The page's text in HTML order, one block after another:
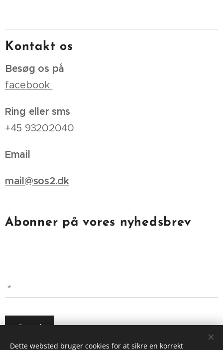
Kontakt os
Besøg os på
facebook
Ring eller sms
+45 93202040
Email
mail@sos2.dk
Abonner på vores nyhedsbrev
Send
Dette websted bruger cookies for at sikre en korrekt